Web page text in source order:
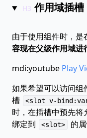
作用域插槽
由于使用组件时，
容现在父级作用域进
mdi:youtube Play
如果希望可以访问组
槽
<slot v-
时，在插槽中预先
绑定到
<slot> 的